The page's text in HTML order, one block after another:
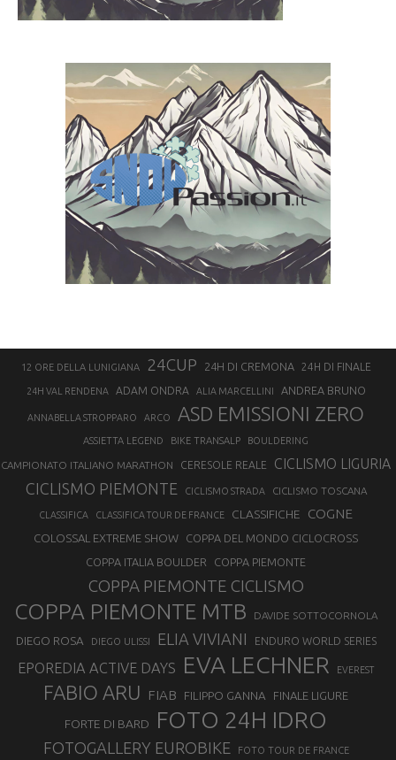
12 ORE DELLA LUNIGIANA 24CUP 24H DI CREMONA 24H DI FINALE
24H VAL RENDENA ADAM ONDRA ALIA MARCELLINI ANDREA BRUNO
ANNABELLA STROPPARO ARCO ASD EMISSIONI ZERO
ASSIETTA LEGEND BIKE TRANSALP BOULDERING
CAMPIONATO ITALIANO MARATHON CERESOLE REALE CICLISMO LIGURIA
CICLISMO PIEMONTE CICLISMO STRADA CICLISMO TOSCANA
CLASSIFICA CLASSIFICA TOUR DE FRANCE CLASSIFICHE COGNE
COLOSSAL EXTREME SHOW
COPPA DEL MONDO CICLOCROSS
COPPA ITALIA BOULDER
COPPA PIEMONTE
COPPA PIEMONTE CICLISMO
COPPA PIEMONTE MTB DAVIDE SOTTOCORNOLA
DIEGO ROSA DIEGO ULISSI ELIA VIVIANI ENDURO WORLD SERIES
EPOREDIA ACTIVE DAYS EVA LECHNER EVEREST
FABIO ARU FIAB FILIPPO GANNA FINALE LIGURE
FORTE DI BARD FOTO 24H IDRO
FOTOGALLERY EUROBIKE FOTO TOUR DE FRANCE